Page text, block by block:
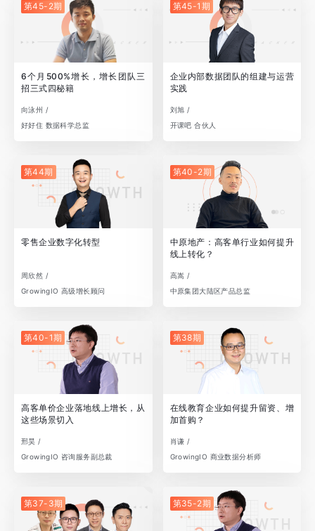
第45-2期
6个月500%增长，增长团队三
招三式四秘籍
向泳州 /
好好住 数据科学总监
第45-1期
企业内部数据团队的组建与运营
实践
刘旭 /
开课吧 合伙人
第44期
零售企业数字化转型
周欣然 /
GrowingIO 高级增长顾问
第40-2期
中原地产：高客单行业如何提升
线上转化？
高嵩 /
中原集团大陆区产品总监
第40-1期
高客单价企业落地线上增长，从
这些场景切入
邢昊 /
GrowingIO 咨询服务副总裁
第38期
在线教育企业如何提升留资、增
加首购？
肖谦 /
GrowingIO 商业数据分析师
第37-3期 第35-2期